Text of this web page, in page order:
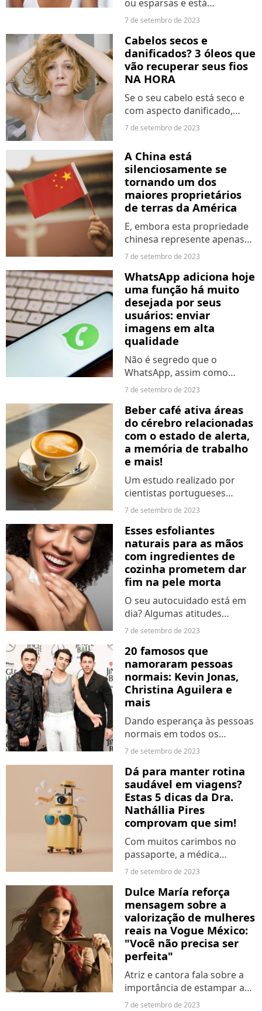
ou esparsas e está
procurando um truque
rapidamente com
maquiagem? É possível,
graças à... sombra! Descubra
do que se trata esse...
7 de setembro de 2023
Cabelos secos e
danificados? 3 óleos que
vão recuperar seus fios
NA HORA
Se o seu cabelo está seco e
com aspecto danificado,
essas dicas preciosas do
cuidar dele como nunca
antes!
7 de setembro de 2023
A China está
silenciosamente se
tornando um dos
maiores proprietários
de terras da América
E, embora esta propriedade
chinesa represente apenas
uma pequena fracção de
propriedade estrangeira nos
EUA, o governo teme que a
China possa estar a expandir
o...
7 de setembro de 2023
WhatsApp adiciona hoje
uma função há muito
desejada por seus
usuários: enviar
imagens em alta
qualidade
Não é segredo que o
WhatsApp, assim como
muitos outros aplicativos,
imagens. Embora possamos
configurar a qualidade do
envio como automática,
melhor qualidade...
7 de setembro de 2023
Beber café ativa áreas
do cérebro relacionadas
com o estado de alerta,
a memória de trabalho
e mais!
Um estudo realizado por
cientistas portugueses
revelou que beber café ativa
relacionadas com o estado
de alerta, a memória de
trabalho e o comportamento
orientado...
7 de setembro de 2023
Esses esfoliantes
naturais para as mãos
com ingredientes de
cozinha prometem dar
fim na pele morta
O seu autocuidado está em
dia? Algumas atitudes
simples para adotar no dia a
mental e autoestima.
Pensando nisso, veja essas
duas receitinhas básicas
com...
7 de setembro de 2023
20 famosos que
namoraram pessoas
normais: Kevin Jonas,
Christina Aguilera e
mais
Dando esperança às pessoas
normais em todos os
lugares, essas celebridades
relacionamentos com
anônimos por longos anos.
Alguns deles, inclusive,
estão...
7 de setembro de 2023
Dá para manter rotina
saudável em viagens?
Estas 5 dicas da Dra.
Nathállia Pires
comprovam que sim!
Com muitos carimbos no
passaporte, a médica
Nathállia Pires dá dicas de
adequada mesmo fora de
casa
7 de setembro de 2023
Dulce María reforça
mensagem sobre a
valorização de mulheres
reais na Vogue México:
"Você não precisa ser
perfeita"
Atriz e cantora fala sobre a
importância de estampar a
renomada revista e enaltece
7 de setembro de 2023